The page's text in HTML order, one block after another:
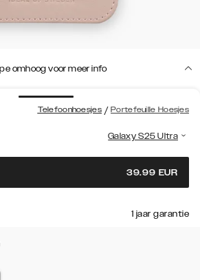
omhoog voor meer info
Telefoonhoesjes / Portefeuille Hoesjes
Galaxy S25 Ultra
39.99 EUR
1 jaar garantie